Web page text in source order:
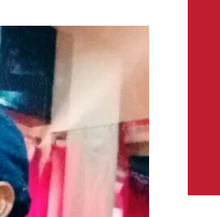
News,
Latest